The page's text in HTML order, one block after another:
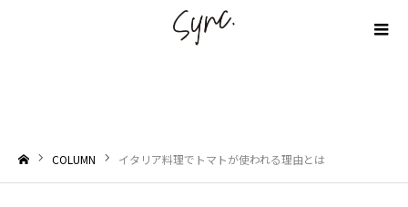
COLUMN イタリア料理でトマトが使われる理由とは